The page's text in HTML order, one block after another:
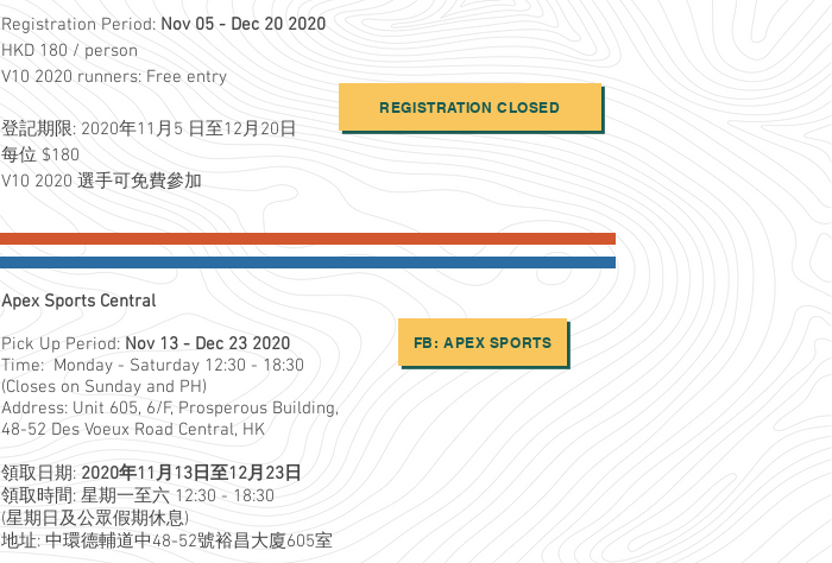
Registration Period: Nov 05 - Dec 20 2020
HKD 180 / person
V10 2020 runners: Free entry
登記期限: 2020年11月5 日至12月20日
每位 $180
V10 2020 選手可免費參加
REGISTRATION CLOSED
Apex Sports Central
Pick Up Period: Nov 13 - Dec 23 2020
Time: Monday - Saturday 12:30 - 18:30
(Closes on Sunday and PH)
Address: Unit 605, 6/F, Prosperous Building,
48-52 Des Voeux Road Central, HK
領取日期: 2020年11月13日至12月23日
領取時間: 星期一至六 12:30 - 18:30
(星期日及公眾假期休息)
地址: 中環德輔道中48-52號裕昌大廈605室
FB: APEX SPORTS